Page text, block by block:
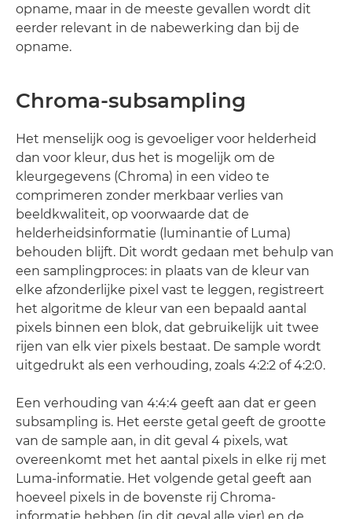
opname, maar in de meeste gevallen wordt dit
eerder relevant in de nabewerking dan bij de
opname.
Chroma-subsampling
Het menselijk oog is gevoeliger voor helderheid
dan voor kleur, dus het is mogelijk om de
kleurgegevens (Chroma) in een video te
comprimeren zonder merkbaar verlies van
beeldkwaliteit, op voorwaarde dat de
helderheidsinformatie (luminantie of Luma)
behouden blijft. Dit wordt gedaan met behulp van
een samplingproces: in plaats van de kleur van
elke afzonderlijke pixel vast te leggen, registreert
het algoritme de kleur van een bepaald aantal
pixels binnen een blok, dat gebruikelijk uit twee
rijen van elk vier pixels bestaat. De sample wordt
uitgedrukt als een verhouding, zoals 4:2:2 of 4:2:0.
Een verhouding van 4:4:4 geeft aan dat er geen
subsampling is. Het eerste getal geeft de grootte
van de sample aan, in dit geval 4 pixels, wat
overeenkomt met het aantal pixels in elke rij met
Luma-informatie. Het volgende getal geeft aan
hoeveel pixels in de bovenste rij Chroma-
informatie hebben (in dit geval alle vier) en de